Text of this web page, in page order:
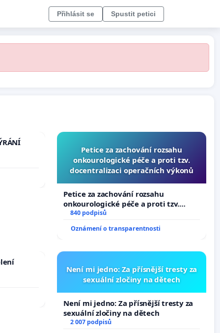
Přihlásit se Spustit petici
Petice za zachování rozsahu
onkourologické péče a proti tzv.
docentralizaci operačních výkonů
Petice za zachování rozsahu
onkourologické péče a proti tzv.
docentralizaci operačních výkonů
840 podpisů
Oznámení o transparentnosti
Není mi jedno: Za přísnější tresty za
sexuální zločiny na dětech
Není mi jedno: Za přísnější tresty za
sexuální zločiny na dětech
2 007 podpisů